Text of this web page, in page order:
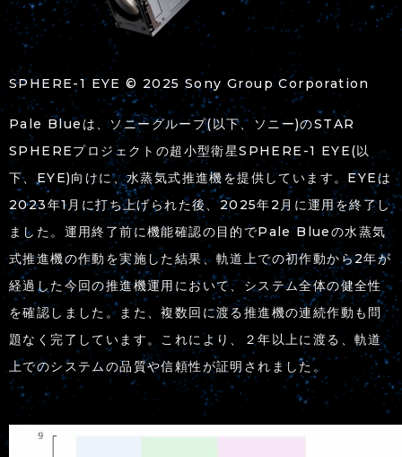
SPHERE-1 EYE © 2025 Sony Group Corporation
Pale Blueは、ソニーグループ(以下、ソニー)のSTAR
SPHEREプロジェクトの超小型衛星SPHERE-1 EYE(以
下、EYE)向けに、水蒸気式推進機を提供しています。EYEは
2023年1月に打ち上げられた後、2025年2月に運用を終了し
ました。運用終了前に機能確認の目的でPale Blueの水蒸気
式推進機の作動を実施した結果、軌道上での初作動から2年が
経過した今回の推進機運用において、システム全体の健全性
を確認しました。また、複数回に渡る推進機の連続作動も問
題なく完了しています。これにより、２年以上に渡る、軌道
上でのシステムの品質や信頼性が証明されました。